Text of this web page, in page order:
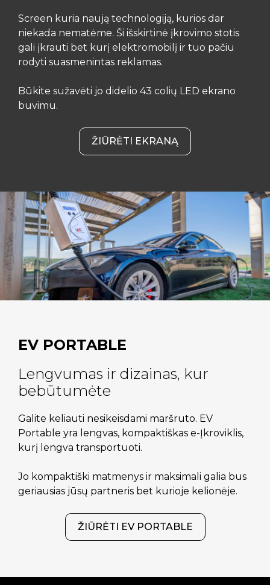
Screen kuria naują technologiją, kurios dar
niekada nematėme. Ši išskirtinė įkrovimo stotis
gali įkrauti bet kurį elektromobilį ir tuo pačiu
rodyti suasmenintas reklamas.
Būkite sužavėti jo didelio 43 colių LED ekrano
buvimu.
ŽIŪRĖTI EKRANĄ
EV PORTABLE
Lengvumas ir dizainas, kur
bebūtumėte
Galite keliauti nesikeisdami maršruto. EV
Portable yra lengvas, kompaktiškas e-Įkroviklis,
kurį lengva transportuoti.
Jo kompaktiški matmenys ir maksimali galia bus
geriausias jūsų partneris bet kurioje kelionėje.
ŽIŪRĖTI EV PORTABLE